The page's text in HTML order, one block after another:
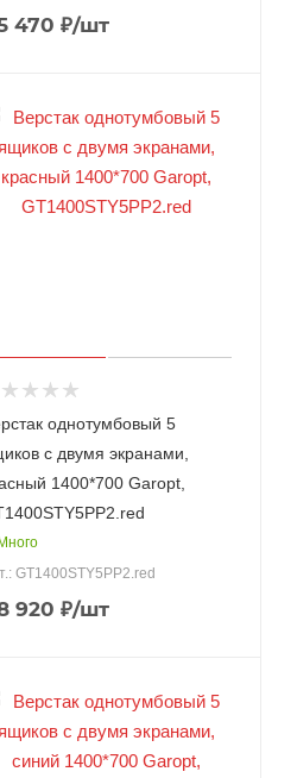
470 ₽/шт
однотумбовый 5
с двумя экранами,
1400*700 Garopt,
Много
GT1400STY5PP2.red
920 ₽/шт